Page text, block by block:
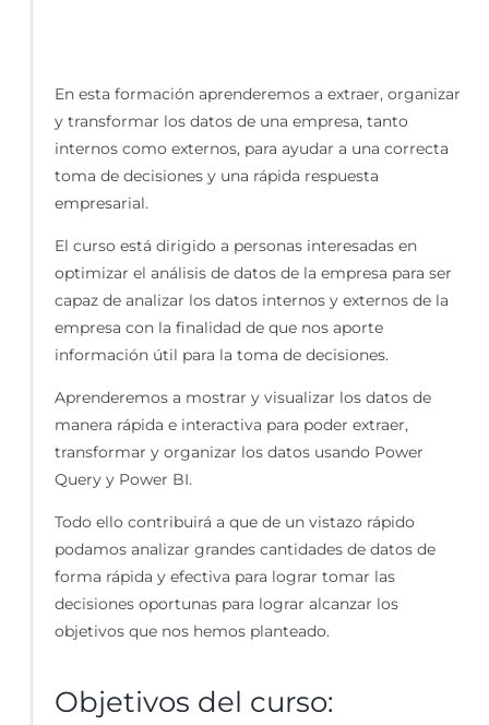
En esta formación aprenderemos a extraer, organizar
y transformar los datos de una empresa, tanto
internos como externos, para ayudar a una correcta
toma de decisiones y una rápida respuesta
empresarial.
El curso está dirigido a personas interesadas en
optimizar el análisis de datos de la empresa para ser
capaz de analizar los datos internos y externos de la
empresa con la finalidad de que nos aporte
información útil para la toma de decisiones.
Aprenderemos a mostrar y visualizar los datos de
manera rápida e interactiva para poder extraer,
transformar y organizar los datos usando Power
Query y Power BI.
Todo ello contribuirá a que de un vistazo rápido
podamos analizar grandes cantidades de datos de
forma rápida y efectiva para lograr tomar las
decisiones oportunas para lograr alcanzar los
objetivos que nos hemos planteado.
Objetivos del curso: